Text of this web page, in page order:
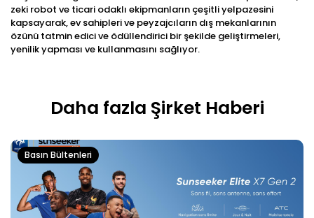
zeki robot ve ticari odaklı ekipmanların çeşitli yelpazesini
kapsayarak, ev sahipleri ve peyzajcıların dış mekanlarının
özünü tatmin edici ve ödüllendirici bir şekilde geliştirmeleri,
yenilik yapması ve kullanmasını sağlıyor.
Daha fazla Şirket Haberi
Basın Bültenleri